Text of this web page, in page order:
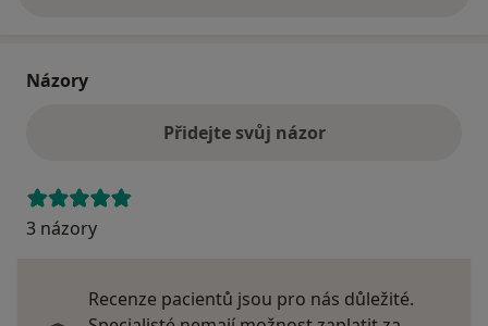
Názory
Přidejte svůj názor
3 názory
Recenze pacientů jsou pro nás důležité.